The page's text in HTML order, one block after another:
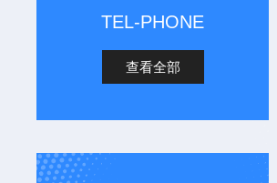
TEL-PHONE
查看全部